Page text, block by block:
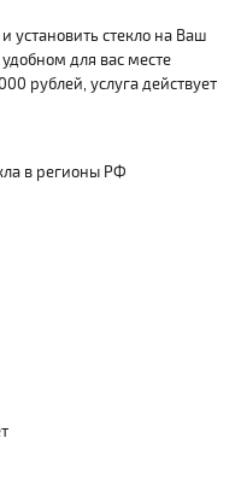
стекло на Ваш
для вас месте
рублей, услуга действует
в регионы РФ